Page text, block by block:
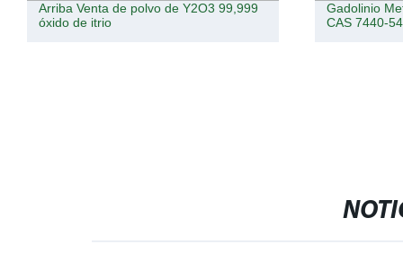
Arriba Venta de polvo de Y2O3 99,999
óxido de itrio
Gadolinio
CAS 7440-